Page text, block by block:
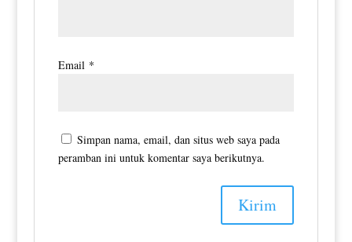
Email *
Simpan nama, email, dan situs web saya pada
peramban ini untuk komentar saya berikutnya.